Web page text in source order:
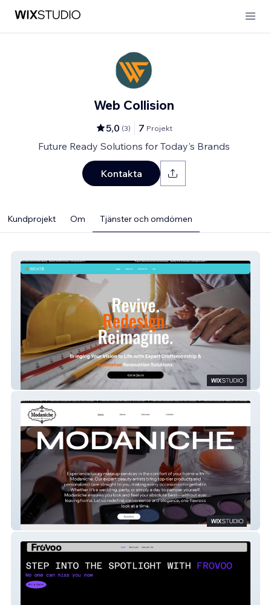
Web Collision
5,0 (3) 7 Projekt
Future Ready Solutions for Today's Brands
Kontakta
Kundprojekt Om Tjänster och omdömen
A1 Innovator
Modaniche.com